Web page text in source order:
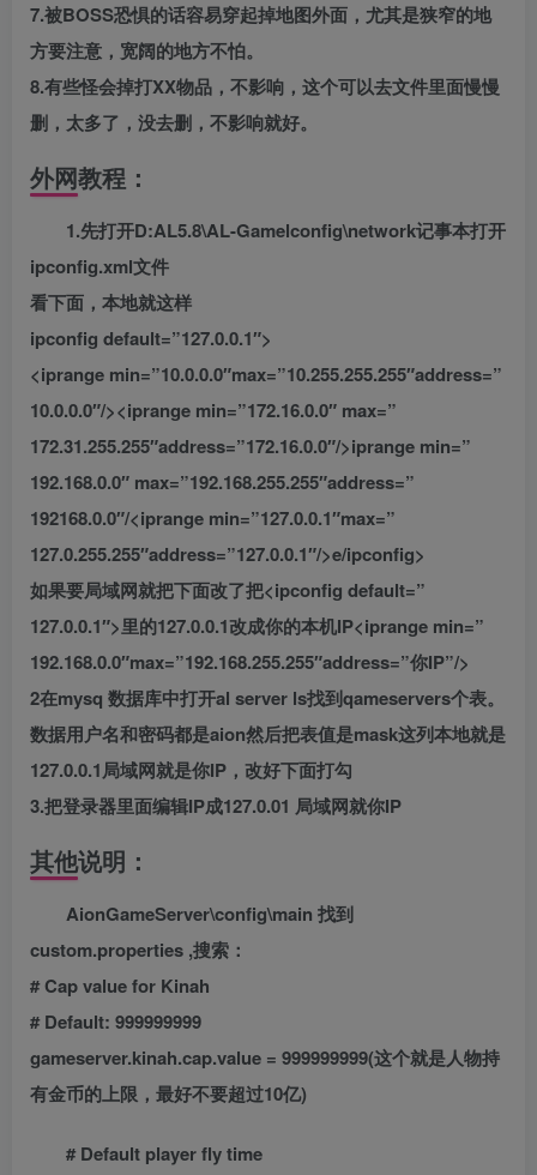
7.被BOSS恐惧的话容易穿起掉地图外面，尤其是狭窄的地
方要注意，宽阔的地方不怕。
8.有些怪会掉打XX物品，不影响，这个可以去文件里面慢慢
删，太多了，没去删，不影响就好。
外网教程：
1.先打开D:AL5.8\AL-Gamelconfig\network记事本打开
ipconfig.xml文件
看下面，本地就这样
ipconfig default=”127.0.0.1″>
<iprange min=”10.0.0.0″max=”10.255.255.255″address=”
10.0.0.0″/><iprange min=”172.16.0.0″ max=”
172.31.255.255″address=”172.16.0.0″/>iprange min=”
192.168.0.0″ max=”192.168.255.255″address=”
192168.0.0″/<iprange min=”127.0.0.1″max=”
127.0.255.255″address=”127.0.0.1″/>e/ipconfig>
如果要局域网就把下面改了把<ipconfig default=”
127.0.0.1″>里的127.0.0.1改成你的本机IP<iprange min=”
192.168.0.0″max=”192.168.255.255″address=”你IP”/>
2在mysq 数据库中打开al server ls找到qameservers个表。
数据用户名和密码都是aion然后把表值是mask这列本地就是
127.0.0.1局域网就是你IP，改好下面打勾
3.把登录器里面编辑IP成127.0.01 局域网就你IP
其他说明：
AionGameServer\config\main 找到
custom.properties ,搜索：
# Cap value for Kinah
# Default: 999999999
gameserver.kinah.cap.value = 999999999(这个就是人物持
有金币的上限，最好不要超过10亿)
# Default player fly time